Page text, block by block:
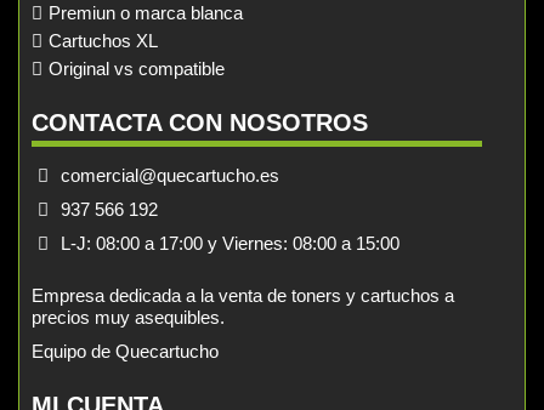
Premiun o marca blanca
Cartuchos XL
Original vs compatible
CONTACTA CON NOSOTROS
comercial@quecartucho.es
937 566 192
L-J: 08:00 a 17:00 y Viernes: 08:00 a 15:00
Empresa dedicada a la venta de toners y cartuchos a
precios muy asequibles.
Equipo de Quecartucho
MI CUENTA